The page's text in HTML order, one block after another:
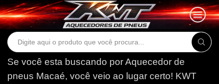
Search
Se você esta buscando por Aquecedor de
pneus Macaé, você veio ao lugar certo! KWT